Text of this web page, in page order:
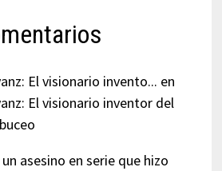
El visionario invento... en
El visionario inventor del
asesino en serie que hizo